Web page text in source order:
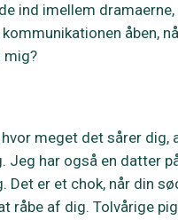
ind imellem dramaerne,
åben,
mig?
meget det sårer dig,
Jeg har også en datter
Det er et chok, når din
råbe af dig. Tolvårige